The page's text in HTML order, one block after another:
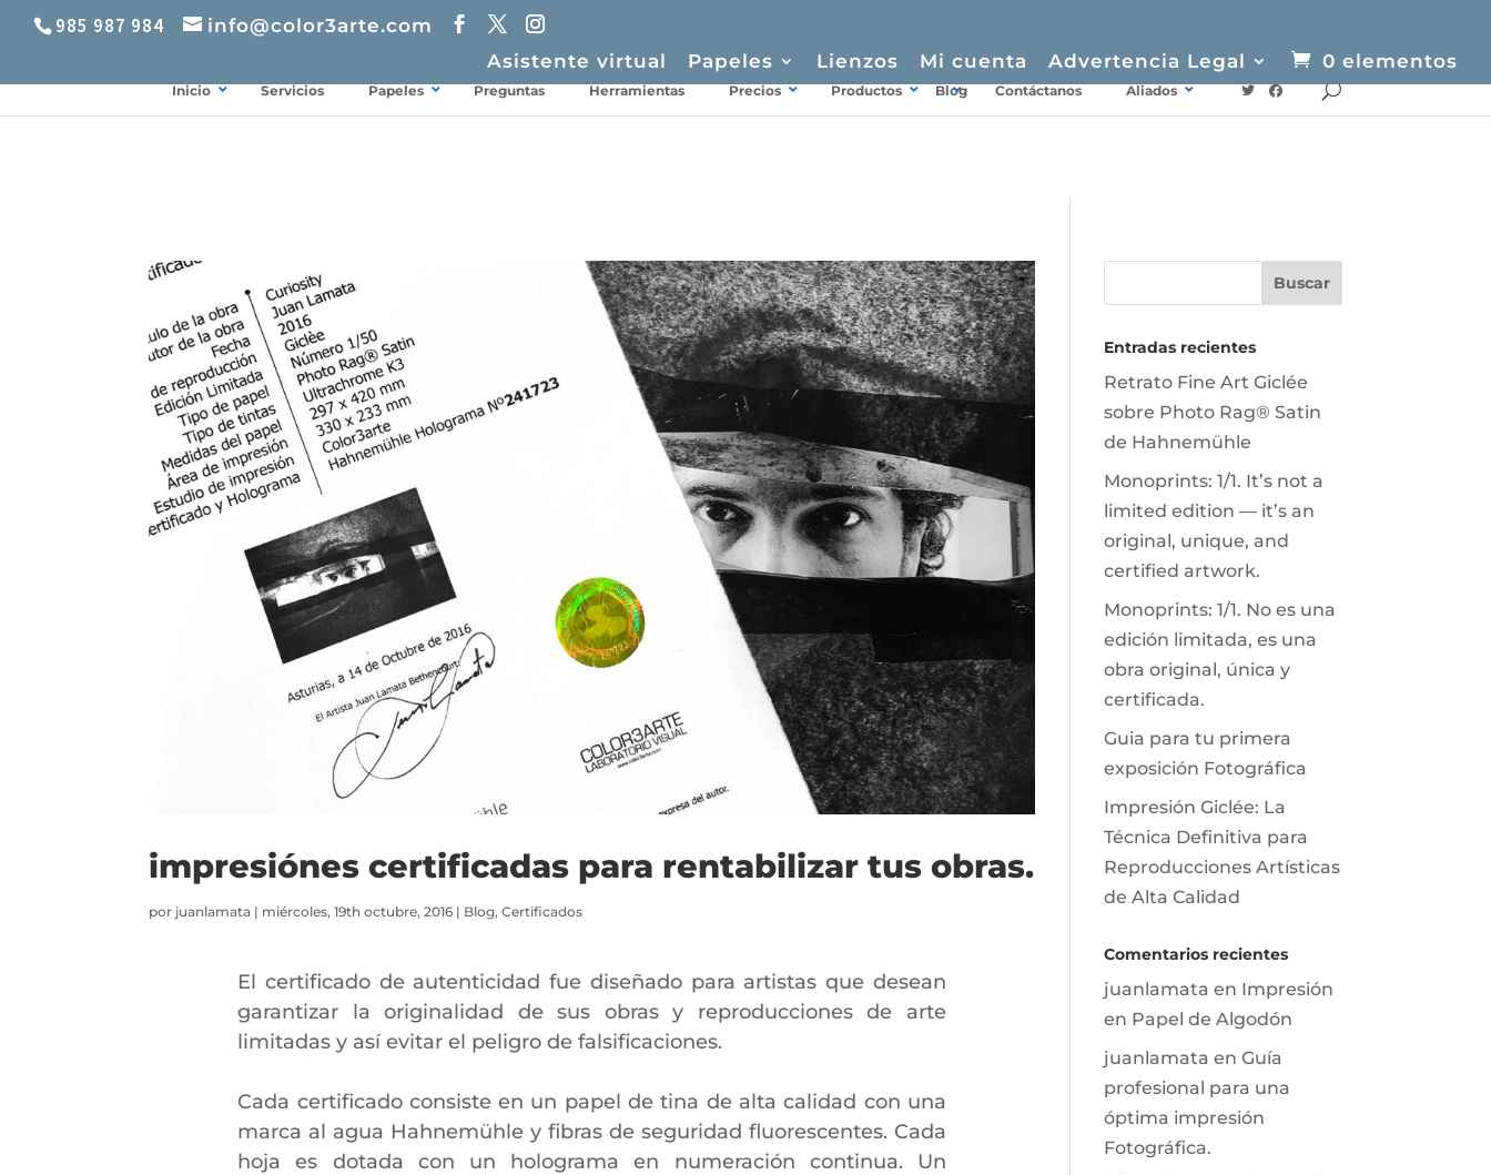
985 987 984
info@color3arte.com
Asistente virtual
Papeles Lienzos Mi cuenta Advertencia Legal 0 elementos
Inicio Servicios Papeles Preguntas Herramientas Precios Productos Blog Contáctanos Aliados
impresiónes certificadas para rentabilizar tus obras.
por juanlamata | miércoles, 19th octubre, 2016 | Blog,Certificados
El certificado de autenticidad fue diseñado para artistas que desean
garantizar la originalidad de sus obras y reproducciones de arte
limitadas y así evitar el peligro de falsificaciones.
Cada certificado consiste en un papel de tina de alta calidad con una
marca al agua Hahnemühle y fibras de seguridad fluorescentes. Cada
hoja es dotada con un holograma en numeración continua. Un
Entradas recientes
Retrato Fine Art Giclée
sobre Photo Rag® Satin
de Hahnemühle
Monoprints: 1/1. It’s not a
limited edition — it’s an
original, unique, and
certified artwork.
Monoprints: 1/1. No es una
edición limitada, es una
obra original, única y
certificada.
Guia para tu primera
exposición Fotográfica
Impresión Giclée: La
Técnica Definitiva para
Reproducciones Artísticas
de Alta Calidad
Comentarios recientes
juanlamata en Impresión
en Papel de Algodón
juanlamata en Guía
profesional para una
óptima impresión
Fotográfica.